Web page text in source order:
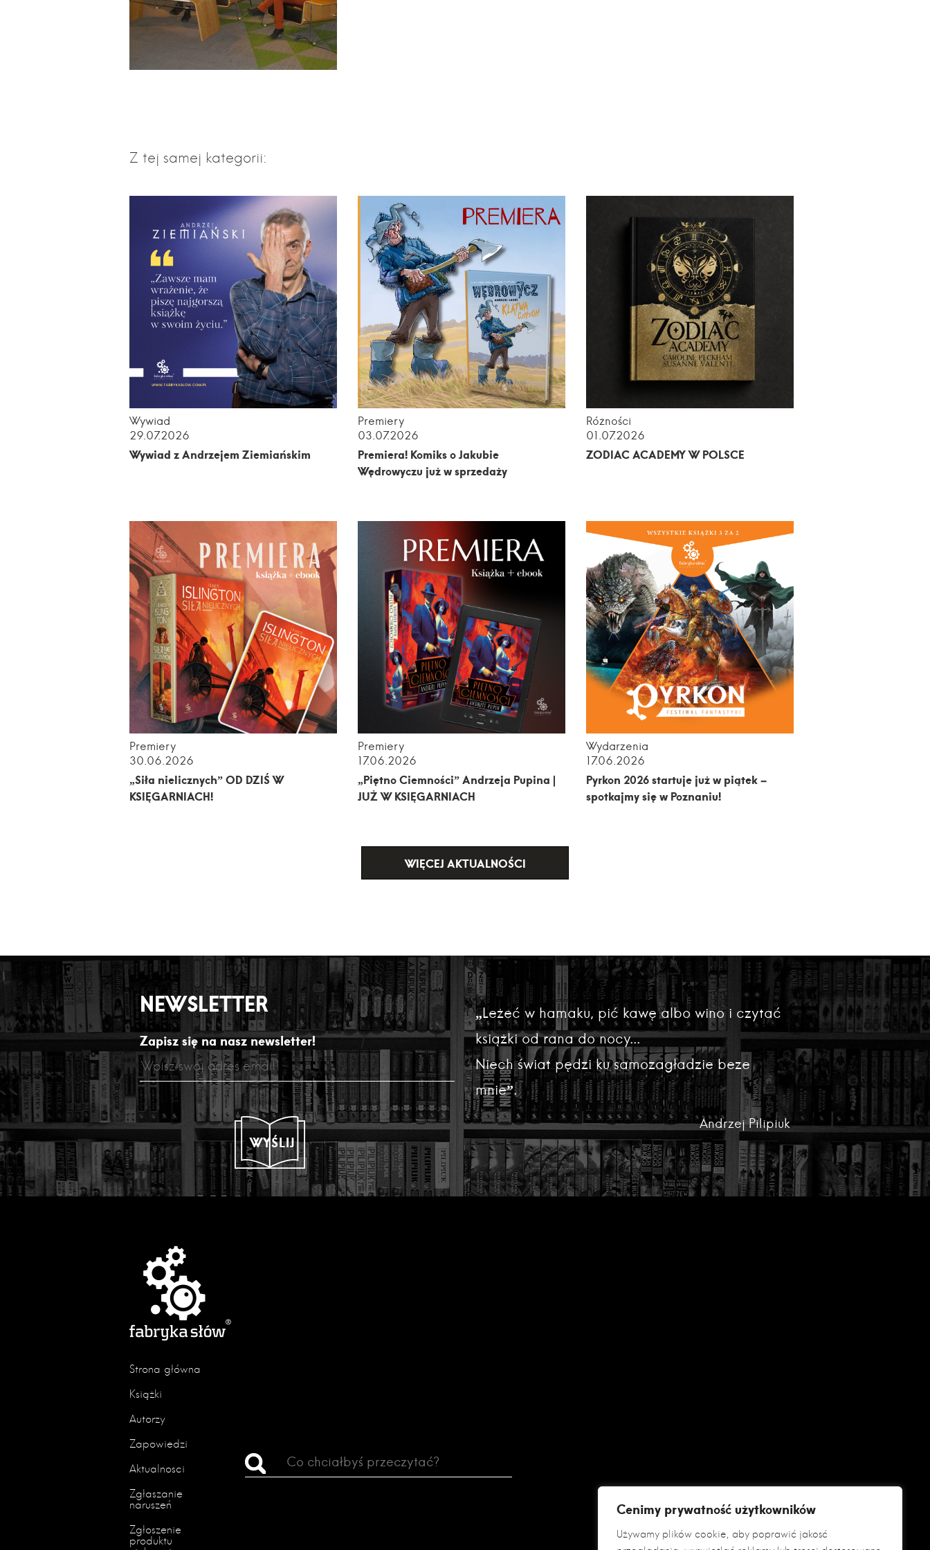
Cenimy prywatność użytkowników
Używamy plików cookie, aby poprawić jakość
Z tej samej kategorii:
Wywiad
29.07.2026
Wywiad z Andrzejem Ziemiańskim
Premiery
03.07.2026
Premiera! Komiks o Jakubie
Wędrowyczu już w sprzedaży
Różności
01.07.2026
ZODIAC ACADEMY W POLSCE
Premiery
30.06.2026
„Siła nielicznych” OD DZIŚ W
KSIĘGARNIACH!
Premiery
17.06.2026
„Piętno Ciemności” Andrzeja Pupina |
JUŻ W KSIĘGARNIACH
Wydarzenia
17.06.2026
Pyrkon 2026 startuje już w piątek –
spotkajmy się w Poznaniu!
WIĘCEJ AKTUALNOŚCI
NEWSLETTER
Zapisz się na nasz newsletter!
WYŚLIJ
„Leżeć w hamaku, pić kawę albo wino i czytać
książki od rana do nocy...
Niech świat pędzi ku samozagładzie beze
mnie”.
Andrzej Pilipiuk
Strona główna
Książki
Autorzy
Zapowiedzi
Aktualności
Zgłaszanie
naruszeń
Zgłoszenie
produktu